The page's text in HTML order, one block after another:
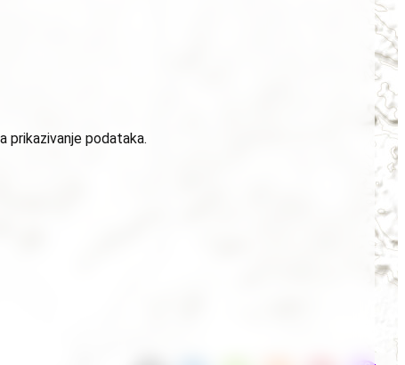
prikazivanje podataka.